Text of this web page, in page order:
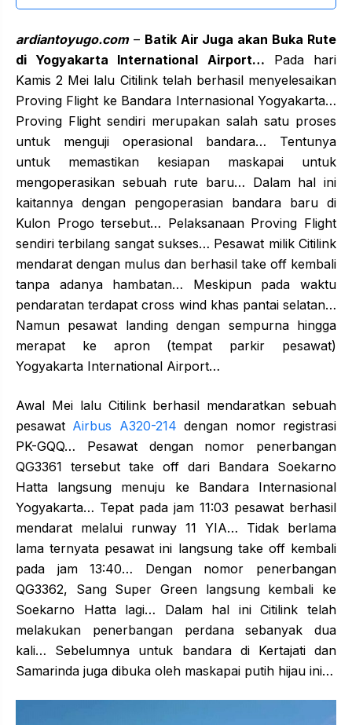
ardiantoyugo.com– Batik Air Juga akan Buka Rute
di Yogyakarta International Airport… Pada hari
Kamis 2 Mei lalu Citilink telah berhasil menyelesaikan
Proving Flight ke Bandara Internasional Yogyakarta…
Proving Flight sendiri merupakan salah satu proses
untuk menguji operasional bandara… Tentunya
untuk memastikan kesiapan maskapai untuk
mengoperasikan sebuah rute baru… Dalam hal ini
kaitannya dengan pengoperasian bandara baru di
Kulon Progo tersebut… Pelaksanaan Proving Flight
sendiri terbilang sangat sukses… Pesawat milik Citilink
mendarat dengan mulus dan berhasil take off kembali
tanpa adanya hambatan… Meskipun pada waktu
pendaratan terdapat cross wind khas pantai selatan…
Namun pesawat landing dengan sempurna hingga
merapat ke apron (tempat parkir pesawat)
Yogyakarta International Airport…
Awal Mei lalu Citilink berhasil mendaratkan sebuah
pesawat Airbus A320-214 dengan nomor registrasi
PK-GQQ… Pesawat dengan nomor penerbangan
QG3361 tersebut take off dari Bandara Soekarno
Hatta langsung menuju ke Bandara Internasional
Yogyakarta… Tepat pada jam 11:03 pesawat berhasil
mendarat melalui runway 11 YIA… Tidak berlama
lama ternyata pesawat ini langsung take off kembali
pada jam 13:40… Dengan nomor penerbangan
QG3362, Sang Super Green langsung kembali ke
Soekarno Hatta lagi… Dalam hal ini Citilink telah
melakukan penerbangan perdana sebanyak dua
kali… Sebelumnya untuk bandara di Kertajati dan
Samarinda juga dibuka oleh maskapai putih hijau ini…